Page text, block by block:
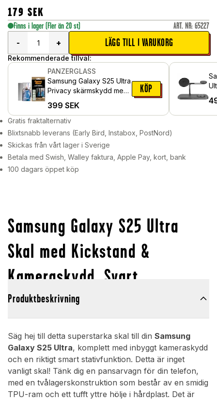
179 SEK
Finns i lager (Fler än 20 st) ART. NR: 65227
-
+ LÄGG TILL I VARUKORG
Rekommenderade tillval:
PANZERGLASS
Samsung Galaxy S25 Ultra
Privacy skärmskydd med
Wide Fit
399 SEK
KÖP
Gratis fraktalternativ
Blixtsnabb leverans (Early Bird, Instabox, PostNord)
Skickas från vårt lager i Sverige
Betala med Swish, Walley faktura, Apple Pay, kort, bank
100 dagars öppet köp
Samsung Galaxy S25 Ultra
Skal med Kickstand &
Kameraskydd, Svart
Produktbeskrivning
Säg hej till detta superstarka skal till din Samsung
Galaxy S25 Ultra, komplett med inbyggt kameraskydd
och en riktigt smart stativfunktion. Detta är inget
vanligt skal! Tänk dig en pansarvagn för din telefon,
med en tvålagerskonstruktion som består av en smidig
TPU-ram och ett tufft yttre hölje i hårdplast. Det är